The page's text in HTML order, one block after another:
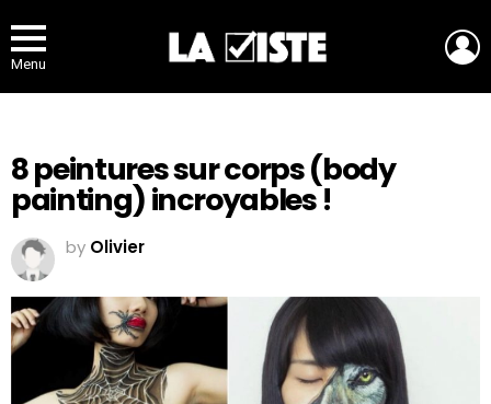
Menu
8 peintures sur corps (body
painting) incroyables !
by Olivier